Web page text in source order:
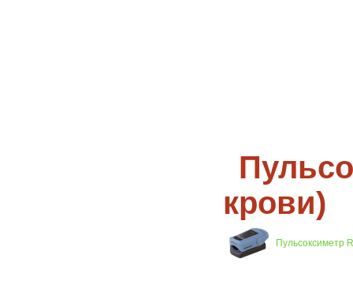
крови)
Пульсоксиметр